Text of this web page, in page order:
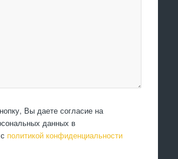
Вы даете согласие на
данных в
политикой конфиденциальности